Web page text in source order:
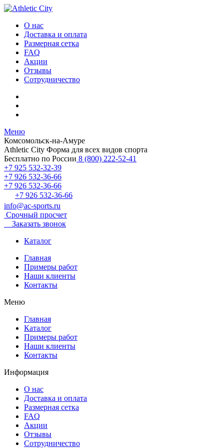
О нас
Доставка и оплата
Размерная сетка
FAQ
Акции
Отзывы
Сотрудничество
Меню
Комсомольск-на-Амуре
Athletic City Форма для всех видов спорта
Бесплатно по России 8 (800) 222-52-41
+7 925 532-32-39
+7 926 532-36-66
+7 926 532-36-66
+7 926 532-36-66
info@ac-sports.ru
Срочный просчет
Заказать звонок
Каталог
Главная
Примеры работ
Наши клиенты
Контакты
Меню
Главная
Каталог
Примеры работ
Наши клиенты
Контакты
Информация
О нас
Доставка и оплата
Размерная сетка
FAQ
Акции
Отзывы
Сотрудничество